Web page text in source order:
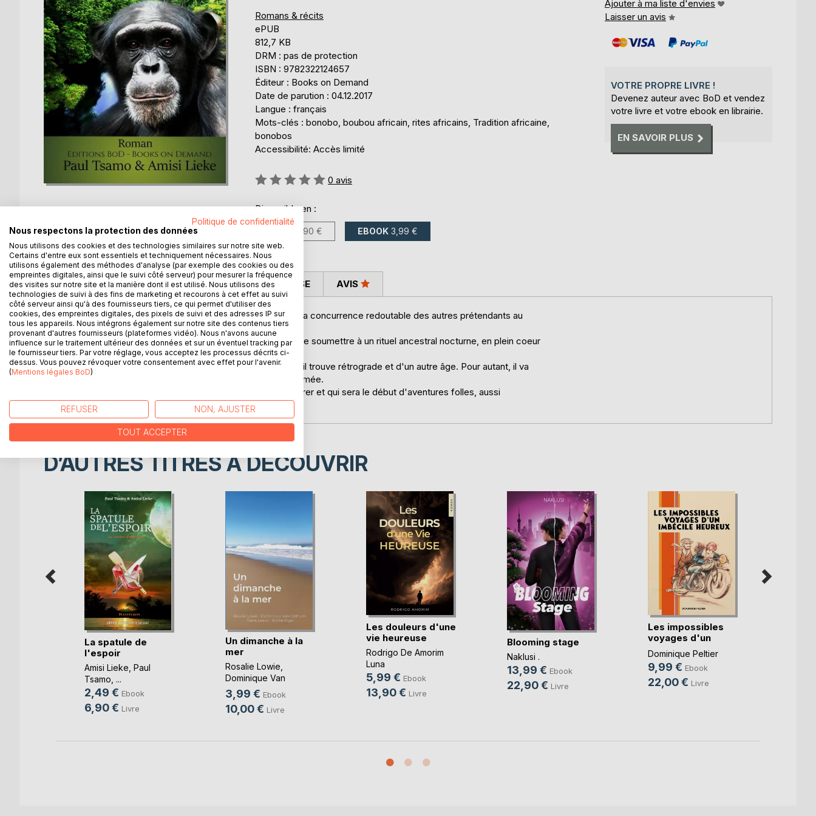
Romans & récits
ePUB
812,7 KB
DRM : pas de protection
ISBN : 9782322124657
Éditeur : Books on Demand
Date de parution : 04.12.2017
Langue : français
Mots-clés : bonobo, boubou africain, rites africains, Tradition africaine,
bonobos
Accessibilité: Accès limité
Évaluation:
0 avis
Disponible en :
9,90 € EBOOK 3,99 €
Ajouter à ma liste d'envies
Laisser un avis
VOTRE PROPRE LIVRE !
Devenez auteur avec BoD et vendez
votre livre et votre ebook en librairie.
EN SAVOIR PLUS
DESCRIPTION
Mamba est un jeune orphelin modeste et pauvre. Malgré la concurrence redoutable des autres prétendants au
mariage, c'est lui que la belle Tamila a choisi.
Comme l'exige la coutume de son village, il doit d'abord se soumettre à un rituel ancestral nocturne, en plein coeur
de la forêt équatoriale.
Or, Mamba n'a jamais approuvé cette pratique sacrée qu'il trouve rétrograde et d'un autre âge. Pour autant, il va
prendre le risque de l'accepter, par amour pour sa bien-aimée.
Il est à mille lieues d'imaginer la transmutation qu'il va opérer et qui sera le début d'aventures folles, aussi
surréalistes qu'abracadabrantesques.
AUTEUR(S) CRITIQUES PRESSE AVIS
D’AUTRES TITRES À DÉCOUVRIR
La spatule de
l'espoir
Amisi Lieke Paul
Tsamo , ...
2,49 € Ebook
6,90 € Livre
Un dimanche à la
mer
Rosalie Lowie
Dominique Van
Cotthem, ...
3,99 € Ebook
10,00 € Livre
Les douleurs d'une
vie heureuse
Rodrigo De Amorim
Luna
5,99 € Ebook
13,90 € Livre
Blooming stage
Naklusi .
13,99 € Ebook
22,90 € Livre
Les impossibles
voyages d'un
imbéc(...)
Dominique Peltier
9,99 € Ebook
22,00 € Livre
Politique de confidentialité
Nous respectons la protection des données
Nous utilisons des cookies et des technologies similaires sur notre site web.
Certains d'entre eux sont essentiels et techniquement nécessaires. Nous
utilisons également des méthodes d'analyse (par exemple des cookies ou des
empreintes digitales, ainsi que le suivi côté serveur) pour mesurer la fréquence
des visites sur notre site et la manière dont il est utilisé. Nous utilisons des
technologies de suivi à des fins de marketing et recourons à cet effet au suivi
côté serveur ainsi qu'à des fournisseurs tiers, ce qui permet d'utiliser des
cookies, des empreintes digitales, des pixels de suivi et des adresses IP sur
tous les appareils. Nous intégrons également sur notre site des contenus tiers
provenant d'autres fournisseurs (plateformes vidéo). Nous n'avons aucune
influence sur le traitement ultérieur des données et sur un éventuel tracking par
le fournisseur tiers. Par votre réglage, vous acceptez les processus décrits ci-
dessus. Vous pouvez révoquer votre consentement avec effet pour l'avenir.
(Mentions légales BoD)
REFUSER NON, AJUSTER
TOUT ACCEPTER